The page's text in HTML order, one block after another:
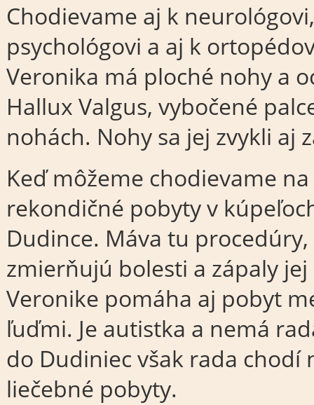
Chodievame aj k neurológovi,
psychológovi a aj k
Veronika má ploché nohy a
Hallux Valgus, vybočené
nohách. Nohy sa jej zvykli aj
Keď môžeme chodievame na
rekondičné pobyty v
Dudince. Máva tu
zmierňujú bolesti a zápaly
Veronike pomáha aj pobyt
ľuďmi. Je autistka a nemá
do Dudiniec však rada chodí
liečebné pobyty.